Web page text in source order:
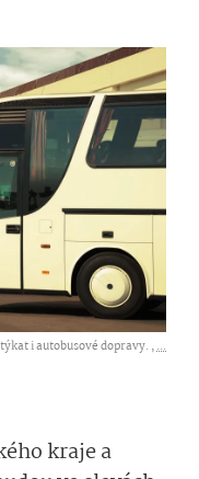
i autobusové dopravy. ,...
kraje a